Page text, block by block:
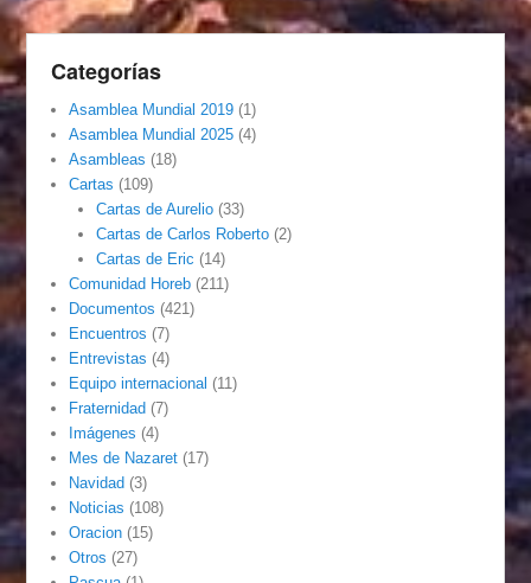
Categorías
Asamblea Mundial 2019 (1)
Asamblea Mundial 2025 (4)
Asambleas (18)
Cartas (109)
Cartas de Aurelio(33)
Cartas de Carlos Roberto(2)
Cartas de Eric (14)
Comunidad Horeb (211)
Documentos (421)
Encuentros (7)
Entrevistas (4)
Equipo internacional (11)
Fraternidad (7)
Imágenes (4)
Mes de Nazaret (17)
Navidad (3)
Noticias (108)
Oracion (15)
Otros (27)